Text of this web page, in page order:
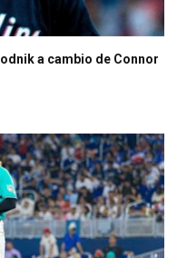
a cambio de Connor